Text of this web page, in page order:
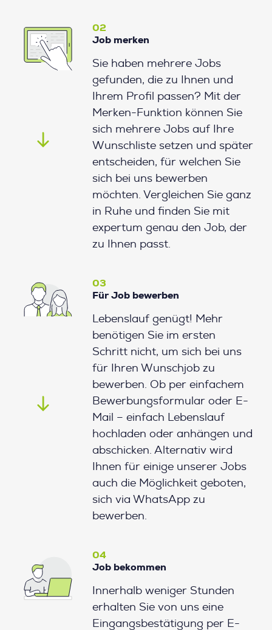
02
Job merken
Sie haben mehrere Jobs
gefunden, die zu Ihnen und
Ihrem Profil passen? Mit der
Merken-Funktion können Sie
sich mehrere Jobs auf Ihre
Wunschliste setzen und später
entscheiden, für welchen Sie
sich bei uns bewerben
möchten. Vergleichen Sie ganz
in Ruhe und finden Sie mit
expertum genau den Job, der
zu Ihnen passt.
03
Für Job bewerben
Lebenslauf genügt! Mehr
benötigen Sie im ersten
Schritt nicht, um sich bei uns
für Ihren Wunschjob zu
bewerben. Ob per einfachem
Bewerbungsformular oder E-
Mail – einfach Lebenslauf
hochladen oder anhängen und
abschicken. Alternativ wird
Ihnen für einige unserer Jobs
auch die Möglichkeit geboten,
sich via WhatsApp zu
bewerben.
04
Job bekommen
Innerhalb weniger Stunden
erhalten Sie von uns eine
Eingangsbestätigung per E-